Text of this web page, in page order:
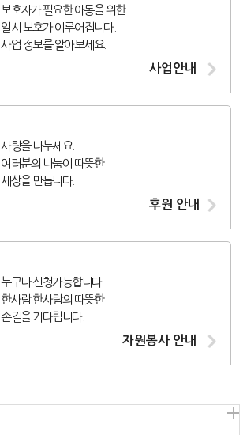
사업안내
보호자가 필요한 아동을 위한
일시 보호가 이루어집니다.
사업 정보를 알아보세요.
후원 안내
사랑을 나누세요.
여러분의 나눔이 따뜻한
세상을 만듭니다.
자원봉사 안내
누구나 신청가능합니다.
한사람 한사람의 따뜻한
손길을 기다립니다.